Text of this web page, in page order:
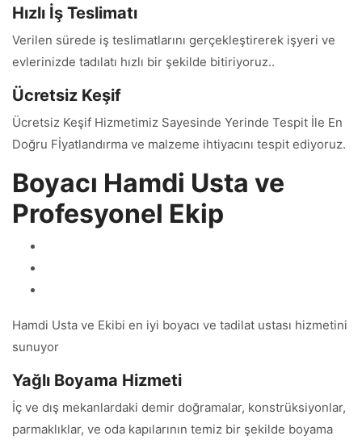
Hızlı İş Teslimatı
Verilen sürede iş teslimatlarını gerçekleştirerek işyeri ve
evlerinizde tadılatı hızlı bir şekilde bitiriyoruz..
Ücretsiz Keşif
Ücretsiz Keşif Hizmetimiz Sayesinde Yerinde Tespit İle En
Doğru Fİyatlandırma ve malzeme ihtiyacını tespit ediyoruz.
Boyacı Hamdi Usta ve
Profesyonel Ekip
Hamdi Usta ve Ekibi en iyi boyacı ve tadilat ustası hizmetini
sunuyor
Yağlı Boyama Hizmeti
İç ve dış mekanlardaki demir doğramalar, konstrüksiyonlar,
parmaklıklar, ve oda kapılarının temiz bir şekilde boyama